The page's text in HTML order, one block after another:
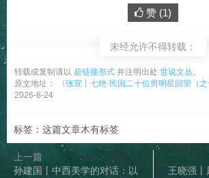
赞 (1)
未经允许不得转载：
转载或复制请以 超链接形式 并注明出处 世说文丛。
原文地址：
《张宣丨七绝·民国二十位男明星回望（之
2026-6-24
标签：这篇文章木有标签
上一篇
孙建国丨中西美学的对话：以
王晓强